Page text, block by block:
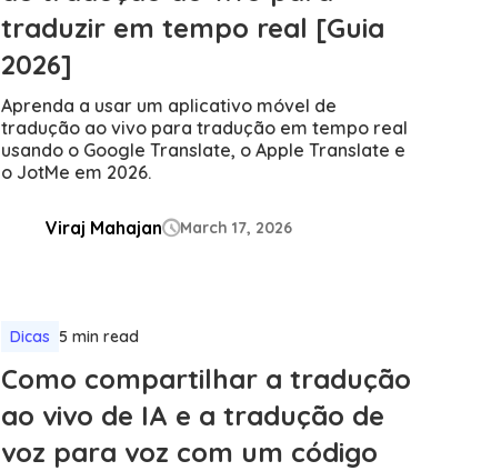
traduzir em tempo real [Guia
2026]
Aprenda a usar um aplicativo móvel de
tradução ao vivo para tradução em tempo real
usando o Google Translate, o Apple Translate e
o JotMe em 2026.
Viraj MahajanMarch 17, 2026
Dicas 5 min read
Como compartilhar a tradução
ao vivo de IA e a tradução de
voz para voz com um código